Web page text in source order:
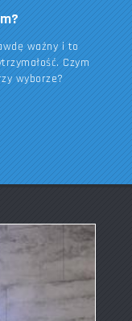
ważny i to
Czym
wyborze?